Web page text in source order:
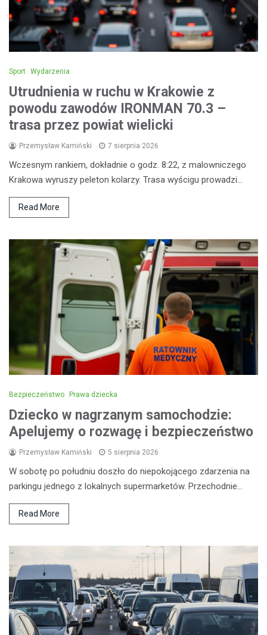
Sport Wydarzenia
Utrudnienia w ruchu w Krakowie z
powodu zawodów IRONMAN 70.3 –
trasa przez powiat wielicki
Przemysław Kamiński 7 sierpnia 2026
Wczesnym rankiem, dokładnie o godz. 8:22, z malowniczego
Krakowa wyruszy peleton kolarzy. Trasa wyścigu prowadzi…
Read More
Bezpieczeństwo Prawa dziecka
Dziecko w nagrzanym samochodzie:
Apelujemy o rozwagę i bezpieczeństwo
Przemysław Kamiński 5 sierpnia 2026
W sobotę po południu doszło do niepokojącego zdarzenia na
parkingu jednego z lokalnych supermarketów. Przechodnie…
Read More